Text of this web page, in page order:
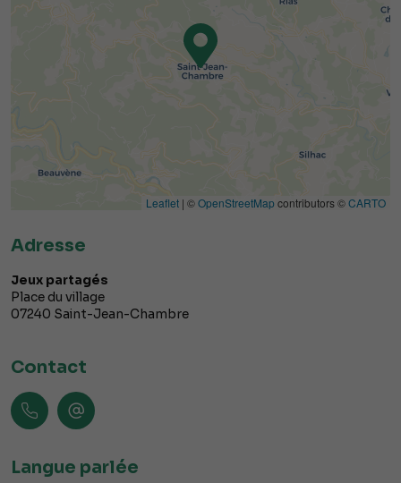
Leaflet | ©OpenStreetMapcontributors ©CARTO
Adresse
Jeux partagés
Place du village
07240 Saint-Jean-Chambre
Contact
Langue parlée